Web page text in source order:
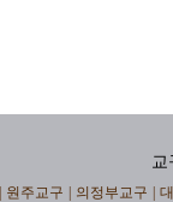
교
원주교구 의정부교구